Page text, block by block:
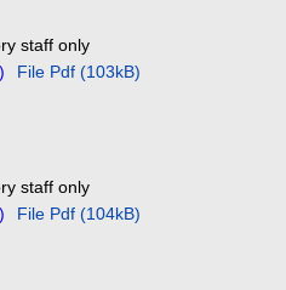
staff only
File Pdf (103kB)
staff only
File Pdf (104kB)